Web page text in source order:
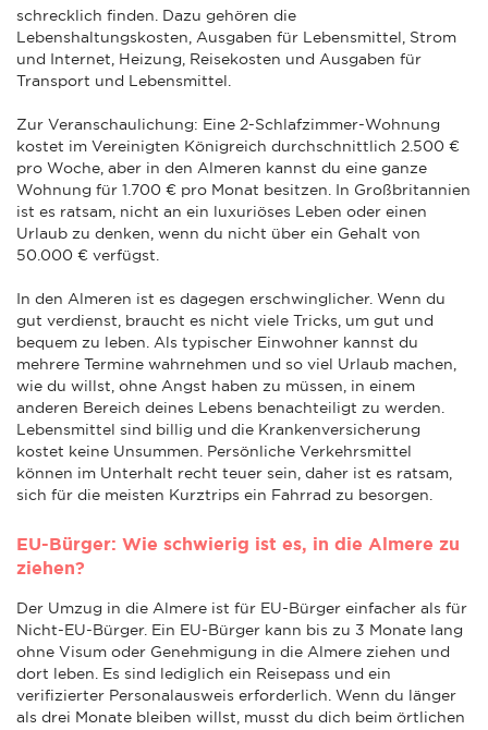
schrecklich finden. Dazu gehören die
Lebenshaltungskosten, Ausgaben für Lebensmittel, Strom
und Internet, Heizung, Reisekosten und Ausgaben für
Transport und Lebensmittel.
Zur Veranschaulichung: Eine 2-Schlafzimmer-Wohnung
kostet im Vereinigten Königreich durchschnittlich 2.500 €
pro Woche, aber in den Almeren kannst du eine ganze
Wohnung für 1.700 € pro Monat besitzen. In Großbritannien
ist es ratsam, nicht an ein luxuriöses Leben oder einen
Urlaub zu denken, wenn du nicht über ein Gehalt von
50.000 € verfügst.
In den Almeren ist es dagegen erschwinglicher. Wenn du
gut verdienst, braucht es nicht viele Tricks, um gut und
bequem zu leben. Als typischer Einwohner kannst du
mehrere Termine wahrnehmen und so viel Urlaub machen,
wie du willst, ohne Angst haben zu müssen, in einem
anderen Bereich deines Lebens benachteiligt zu werden.
Lebensmittel sind billig und die Krankenversicherung
kostet keine Unsummen. Persönliche Verkehrsmittel
können im Unterhalt recht teuer sein, daher ist es ratsam,
sich für die meisten Kurztrips ein Fahrrad zu besorgen.
EU-Bürger: Wie schwierig ist es, in die Almere zu
ziehen?
Der Umzug in die Almere ist für EU-Bürger einfacher als für
Nicht-EU-Bürger. Ein EU-Bürger kann bis zu 3 Monate lang
ohne Visum oder Genehmigung in die Almere ziehen und
dort leben. Es sind lediglich ein Reisepass und ein
verifizierter Personalausweis erforderlich. Wenn du länger
als drei Monate bleiben willst, musst du dich beim örtlichen